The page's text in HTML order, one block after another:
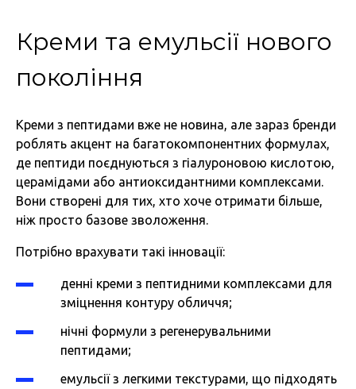
Креми та емульсії нового
покоління
Креми з пептидами вже не новина, але зараз бренди
роблять акцент на багатокомпонентних формулах,
де пептиди поєднуються з гіалуроновою кислотою,
церамідами або антиоксидантними комплексами.
Вони створені для тих, хто хоче отримати більше,
ніж просто базове зволоження.
Потрібно врахувати такі інновації:
денні креми з пептидними комплексами для
зміцнення контуру обличчя;
нічні формули з регенерувальними
пептидами;
емульсії з легкими текстурами, що підходять